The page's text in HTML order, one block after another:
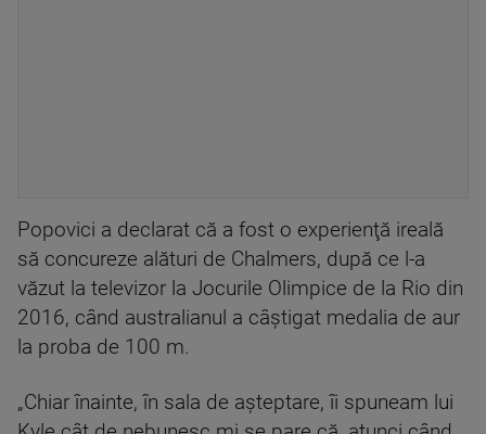
Popovici a declarat că a fost o experienţă ireală
să concureze alături de Chalmers, după ce l-a
văzut la televizor la Jocurile Olimpice de la Rio din
2016, când australianul a câştigat medalia de aur
la proba de 100 m.
„Chiar înainte, în sala de aşteptare, îi spuneam lui